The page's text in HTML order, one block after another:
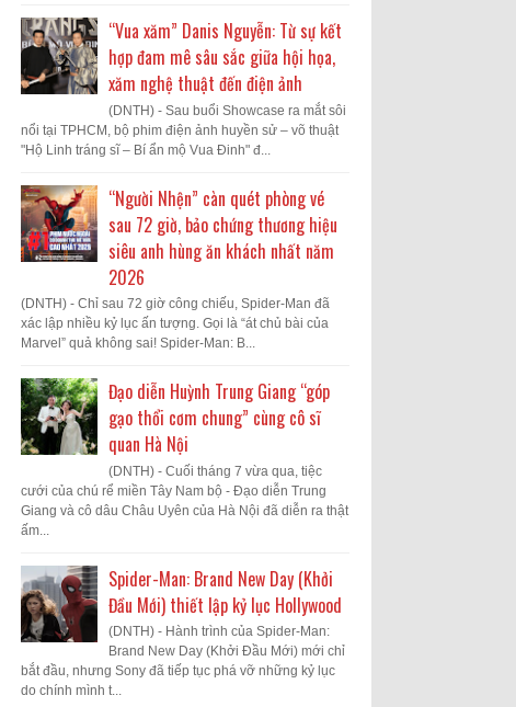
“Vua xăm” Danis Nguyễn: Từ sự kết
hợp đam mê sâu sắc giữa hội họa,
xăm nghệ thuật đến điện ảnh
(DNTH) - Sau buổi Showcase ra mắt sôi
nổi tại TPHCM, bộ phim điện ảnh huyền sử – võ thuật
"Hộ Linh tráng sĩ – Bí ẩn mộ Vua Đinh" đ...
“Người Nhện” càn quét phòng vé
sau 72 giờ, bảo chứng thương hiệu
siêu anh hùng ăn khách nhất năm
2026
(DNTH) - Chỉ sau 72 giờ công chiếu, Spider-Man đã
xác lập nhiều kỷ lục ấn tượng. Gọi là “át chủ bài của
Marvel” quả không sai! Spider-Man: B...
Đạo diễn Huỳnh Trung Giang “góp
gạo thổi cơm chung” cùng cô sĩ
quan Hà Nội
(DNTH) - Cuối tháng 7 vừa qua, tiệc
cưới của chú rể miền Tây Nam bộ - Đạo diễn Trung
Giang và cô dâu Châu Uyên của Hà Nội đã diễn ra thật
ấm...
Spider-Man: Brand New Day (Khởi
Đầu Mới) thiết lập kỷ lục Hollywood
(DNTH) - Hành trình của Spider-Man:
Brand New Day (Khởi Đầu Mới) mới chỉ
bắt đầu, nhưng Sony đã tiếp tục phá vỡ những kỷ lục
do chính mình t...